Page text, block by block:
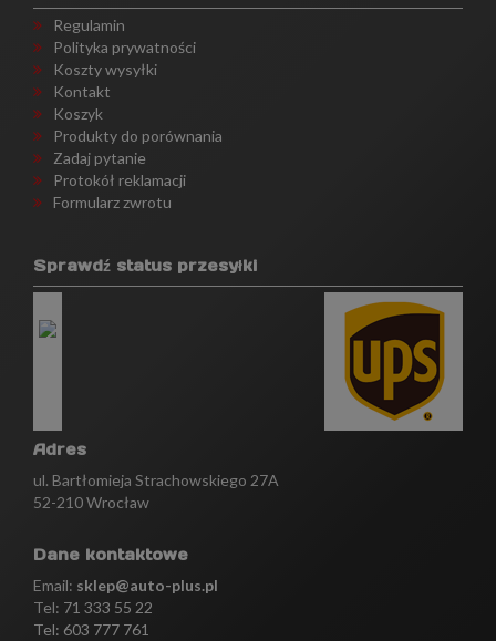
Regulamin
Polityka prywatności
Koszty wysyłki
Kontakt
Koszyk
Produkty do porównania
Zadaj pytanie
Protokół reklamacji
Formularz zwrotu
Sprawdź status przesyłki
Adres
ul. Bartłomieja Strachowskiego 27A
52-210 Wrocław
Dane kontaktowe
Email: sklep@auto-plus.pl
Tel: 71 333 55 22
Tel: 603 777 761